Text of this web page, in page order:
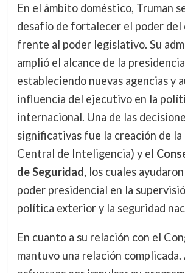
En el ámbito doméstico, Truman
desafío de fortalecer el poder
frente al poder legislativo. Su
amplió el alcance de la
estableciendo nuevas agencias y
influencia del ejecutivo en la
internacional. Una de las
significativas fue la creación de la
Central de Inteligencia) y el
de Seguridad, los cuales
poder presidencial en la
política exterior y la seguridad
En cuanto a su relación con el
mantuvo una relación complicada.